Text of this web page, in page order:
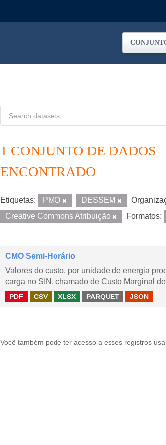
1 CONJUNTO DE DADOS
ENCONTRADO
Etiquetas: PMO DESSEM
Creative Commons Atribuição
Formatos:
CMO Semi-Horário
Valores do custo, por unidade de energia
carga no SIN, chamado de Custo Marginal
PDF CSV XLSX PARQUET JSON
Você também pode ter acesso a esses registros